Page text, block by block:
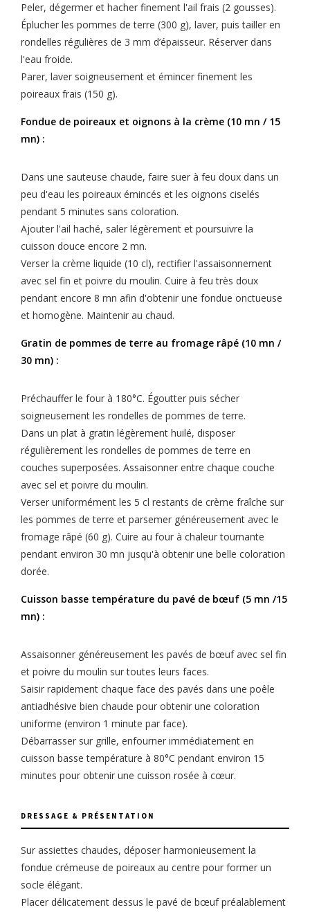
Peler, dégermer et hacher finement l'ail frais (2 gousses).
Éplucher les pommes de terre (300 g), laver, puis tailler en
rondelles régulières de 3 mm d’épaisseur. Réserver dans
l'eau froide.
Parer, laver soigneusement et émincer finement les
poireaux frais (150 g).
Fondue de poireaux et oignons à la crème (10 mn / 15
mn) :
Dans une sauteuse chaude, faire suer à feu doux dans un
peu d'eau les poireaux émincés et les oignons ciselés
pendant 5 minutes sans coloration.
Ajouter l'ail haché, saler légèrement et poursuivre la
cuisson douce encore 2 mn.
Verser la crème liquide (10 cl), rectifier l'assaisonnement
avec sel fin et poivre du moulin. Cuire à feu très doux
pendant encore 8 mn afin d'obtenir une fondue onctueuse
et homogène. Maintenir au chaud.
Gratin de pommes de terre au fromage râpé (10 mn /
30 mn) :
Préchauffer le four à 180°C. Égoutter puis sécher
soigneusement les rondelles de pommes de terre.
Dans un plat à gratin légèrement huilé, disposer
régulièrement les rondelles de pommes de terre en
couches superposées. Assaisonner entre chaque couche
avec sel et poivre du moulin.
Verser uniformément les 5 cl restants de crème fraîche sur
les pommes de terre et parsemer généreusement avec le
fromage râpé (60 g). Cuire au four à chaleur tournante
pendant environ 30 mn jusqu'à obtenir une belle coloration
dorée.
Cuisson basse température du pavé de bœuf (5 mn /15
mn) :
Assaisonner généreusement les pavés de bœuf avec sel fin
et poivre du moulin sur toutes leurs faces.
Saisir rapidement chaque face des pavés dans une poêle
antiadhésive bien chaude pour obtenir une coloration
uniforme (environ 1 minute par face).
Débarrasser sur grille, enfourner immédiatement en
cuisson basse température à 80°C pendant environ 15
minutes pour obtenir une cuisson rosée à cœur.
DRESSAGE & PRÉSENTATION
Sur assiettes chaudes, déposer harmonieusement la
fondue crémeuse de poireaux au centre pour former un
socle élégant.
Placer délicatement dessus le pavé de bœuf préalablement